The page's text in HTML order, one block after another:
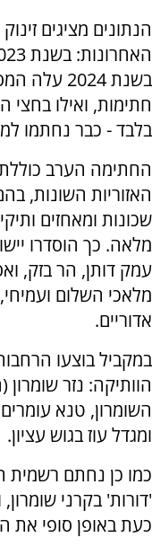
הנתונים מציגים
בלבד - כבר נחתמו למעלה מ-50
החתימה הערב
האזוריות השונות,
שכונות ומאחזים
מלאה. כך הוסדרו
עמק דותן, הר בזק,
מלאכי השלום
אדוריים.
במקביל בוצעו
הוותיקה: נזר
השומרון, טנא
ומגדל עוז בגוש עציון.
כמו כן נחתם
'דורות' בקרני
כעת באופן סופי את